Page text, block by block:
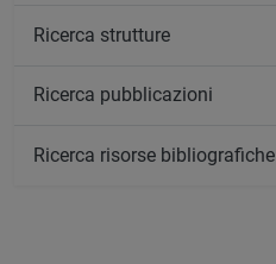
Ricerca strutture
Ricerca pubblicazioni
Ricerca risorse bibliografiche